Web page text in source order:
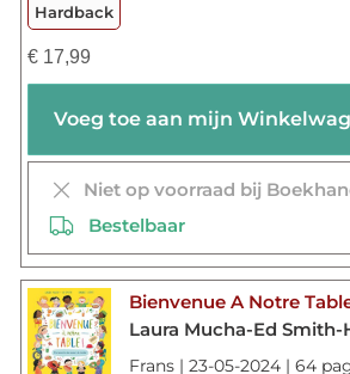
Hardback
€17,99
Niet op voorraad bij
Bestelbaar
Laura Mucha-Ed Smith-
Frans | 23-05-2024 | 64